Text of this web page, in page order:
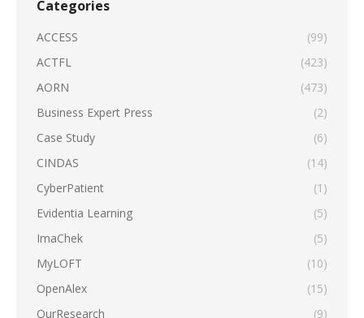
Categories
ACCESS
(99)
ACTFL
(423)
AORN
(473)
Business Expert Press
(2)
Case Study
(6)
CINDAS
(14)
CyberPatient
(1)
Evidentia Learning
(5)
ImaChek
(5)
MyLOFT
(10)
OpenAlex
(15)
OurResearch
(9)